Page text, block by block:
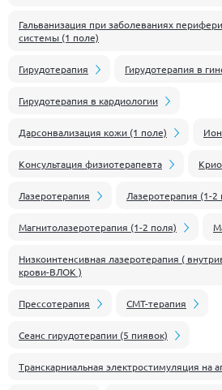
Гальванизация при заболеваниях
системы (1 поле)
Гирудотерапия Гирудотерапия в
Гирудотерапия в кардиологии
Дарсонвализация кожи (1 поле)
Консультация физиотерапевта
Лазеротерапия Лазеротерапия (1-2
Магнитолазеротерапия (1-2 поля)
Низкоинтенсивная лазеротерапия (
крови-ВЛОК )
Прессотерапия СМТ-терапия
Сеанс гирудотерапии (5 пиявок)
Транскарниальная электростимуляция на